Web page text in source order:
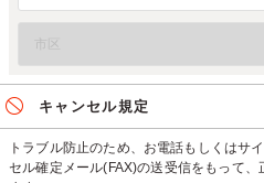
キャンセル規定
トラブル防止のため、お電話もしくはサ
セル確定メール(FAX)の送受信をもって